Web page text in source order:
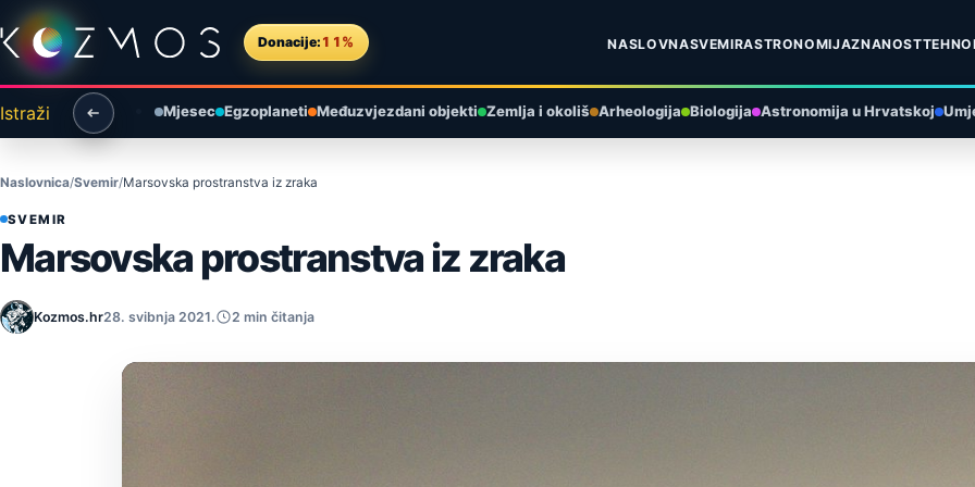
Preskoči na sadržaj
Donacije: 11% NASLOVNASVEMIRASTRONOMIJAZNANOST
Istraži Mjesec Egzoplaneti Međuzvjezdani objekti Zemlja i okoliš Arheologija Biologija Astronomija u Hrvatskoj
Naslovnica Svemir Marsovska prostranstva iz zraka
SVEMIR
Marsovska prostranstva iz zraka
Kozmos.hr28. svibnja 2021. 2 min čitanja